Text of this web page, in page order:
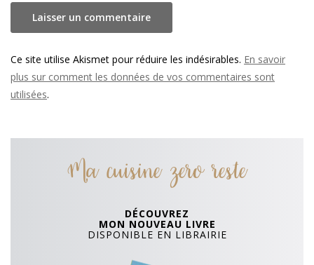
Ce site utilise Akismet pour réduire les indésirables. En savoir
plus sur comment les données de vos commentaires sont
utilisées.
Ma cuisine zero reste
DÉCOUVREZ
MON NOUVEAU LIVRE
DISPONIBLE EN LIBRAIRIE